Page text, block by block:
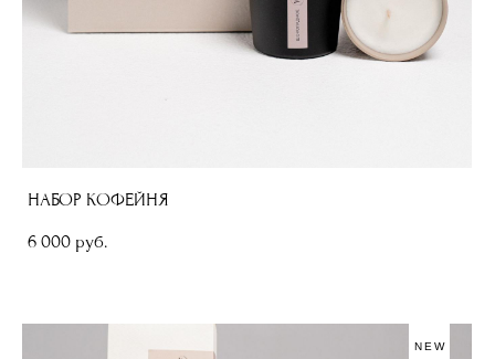
НАБОР КОФЕЙНЯ
6 000 pуб.
NEW